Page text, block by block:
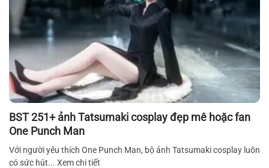
BST 251+ ảnh Tatsumaki cosplay đẹp mê hoặc fan
One Punch Man
Với người yêu thích One Punch Man, bộ ảnh Tatsumaki cosplay luôn
có sức hút... Xem chi tiết